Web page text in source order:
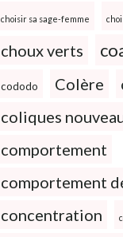
choisir sa sage-femme
choux verts
cododo Colère
coliques
comportement
comportement
concentration